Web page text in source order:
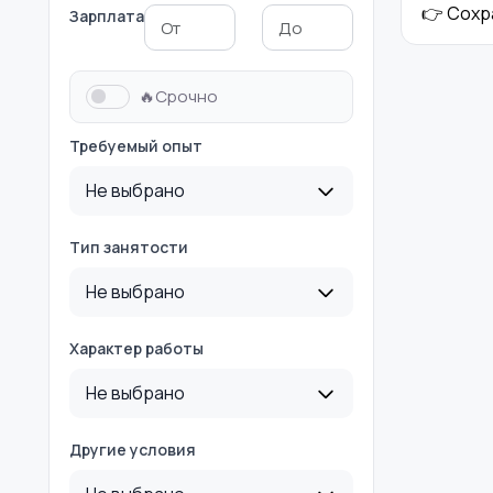
Медицина Начало карьеры
Производство
Рестораны и
Туризм и гостиницы
Зарплата
🔥Срочно
Требуемый опыт
Не выбрано
Тип занятости
Не выбрано
Характер работы
Не выбрано
Другие условия
👉